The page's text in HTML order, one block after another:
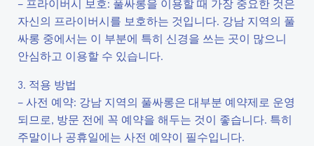
– 프라이버시 보호: 풀싸롱을 이용할 때 가장 중요한 것은
자신의 프라이버시를 보호하는 것입니다. 강남 지역의 풀
싸롱 중에서는 이 부분에 특히 신경을 쓰는 곳이 많으니
안심하고 이용할 수 있습니다.
3. 적용 방법
– 사전 예약: 강남 지역의 풀싸롱은 대부분 예약제로 운영
되므로, 방문 전에 꼭 예약을 해두는 것이 좋습니다. 특히
주말이나 공휴일에는 사전 예약이 필수입니다.